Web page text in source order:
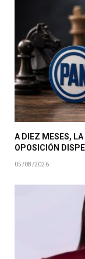
A DIEZ MESES,
OPOSICIÓN
05/08/2026